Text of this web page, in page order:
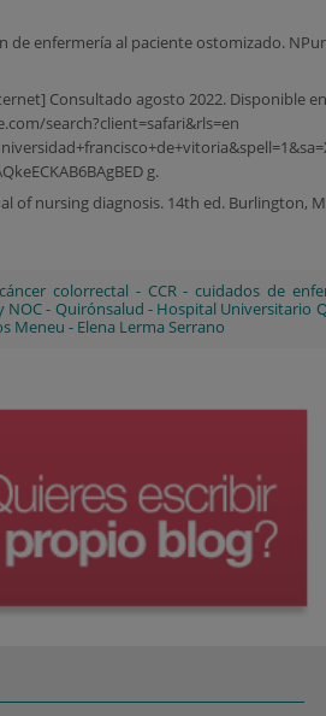
de enfermería al paciente ostomizado.
Consultado agosto 2022. Disponible
search?client=safari&rls=en
g.
of nursing diagnosis. 14th ed. Burlington,
cáncer colorrectal - CCR-cuidados de
NOC- Quirónsalud - Hospital Universitario
Meneu - Elena Lerma Serrano